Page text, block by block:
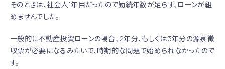
そのときは、社会人1年目だったので勤続年数が足らず、ローンが組
めませんでした。
一般的に不動産投資ローンの場合、2年分、もしくは3年分の源泉徴
収票が必要になるみたいで、時期的な問題で始められなかったので
す。